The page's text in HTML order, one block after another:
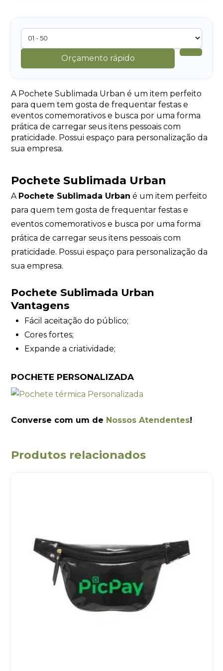
Orçamento rápido
A Pochete Sublimada Urban é um item perfeito
para quem tem gosta de frequentar festas e
eventos comemorativos e busca por uma forma
prática de carregar seus itens pessoais com
praticidade. Possui espaço para personalização da
sua empresa.
Pochete Sublimada Urban
A Pochete Sublimada Urban é um item perfeito
para quem tem gosta de frequentar festas e
eventos comemorativos e busca por uma forma
prática de carregar seus itens pessoais com
praticidade. Possui espaço para personalização da
sua empresa.
Pochete Sublimada Urban
Vantagens
Fácil aceitação do público;
Cores fortes;
Expande a criatividade;
POCHETE PERSONALIZADA
Converse com um de Nossos Atendentes!
Produtos relacionados